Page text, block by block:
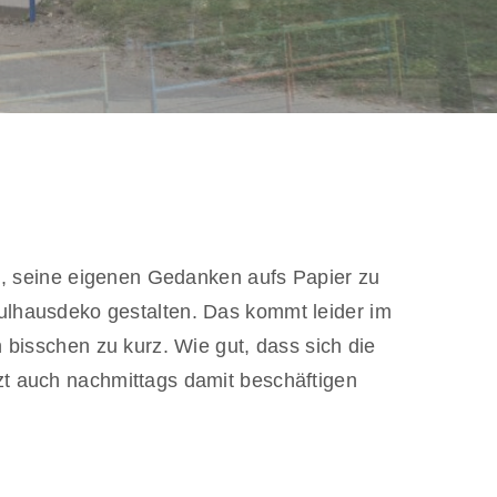
seine eigenen Gedanken aufs Papier zu
gestalten. Das kommt leider im
zu kurz. Wie gut, dass sich die
auch nachmittags damit beschäftigen